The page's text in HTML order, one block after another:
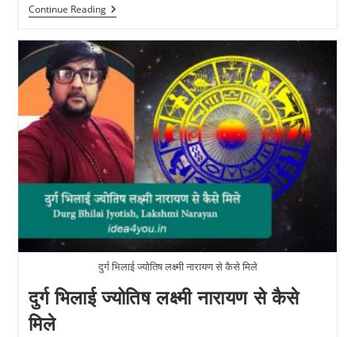
Continue Reading2025
में
राशि
को
मिलेगा
सबसे
दुर्ग भिलाई ज्योतिष लक्ष्मी नारायण से कैसे मिले
दुर्ग भिलाई ज्योतिष लक्ष्मी नारायण से कैसे
मिले